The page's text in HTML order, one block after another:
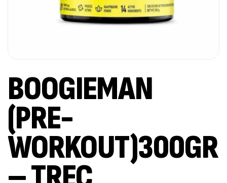
BOOGIEMAN
(PRE-
WORKOUT)300GR